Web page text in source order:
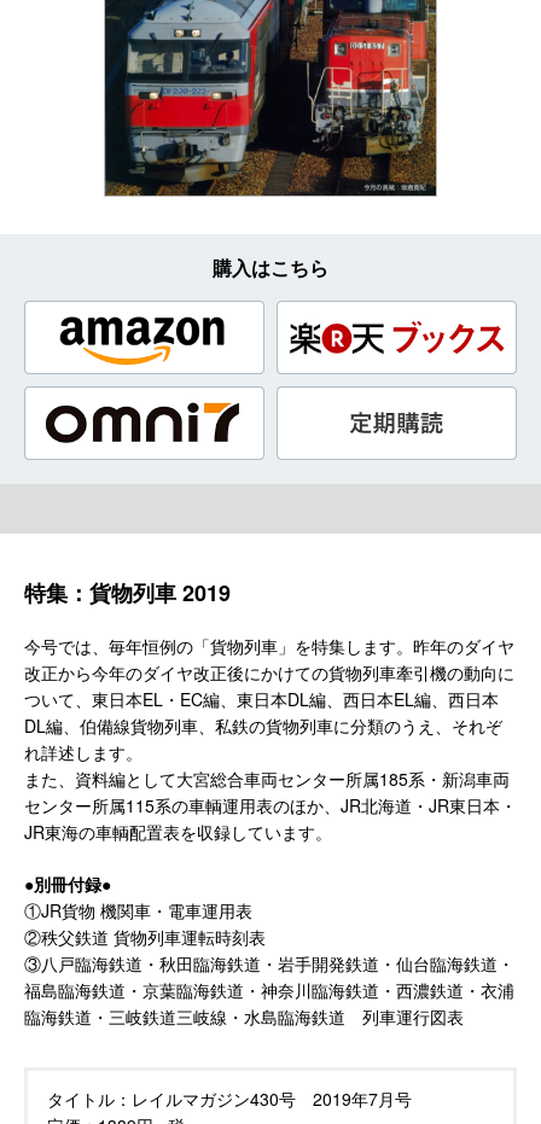
購入はこちら
特集：貨物列車 2019
今号では、毎年恒例の「貨物列車」を特集します。昨年のダイヤ
改正から今年のダイヤ改正後にかけての貨物列車牽引機の動向に
ついて、東日本EL・EC編、東日本DL編、西日本EL編、西日本
DL編、伯備線貨物列車、私鉄の貨物列車に分類のうえ、それぞ
れ詳述します。
また、資料編として大宮総合車両センター所属185系・新潟車両
センター所属115系の車輌運用表のほか、JR北海道・JR東日本・
JR東海の車輌配置表を収録しています。
●別冊付録●
①JR貨物 機関車・電車運用表
②秩父鉄道 貨物列車運転時刻表
③八戸臨海鉄道・秋田臨海鉄道・岩手開発鉄道・仙台臨海鉄道・
福島臨海鉄道・京葉臨海鉄道・神奈川臨海鉄道・西濃鉄道・衣浦
臨海鉄道・三岐鉄道三岐線・水島臨海鉄道 列車運行図表
タイトル： レイルマガジン430号 2019年7月号